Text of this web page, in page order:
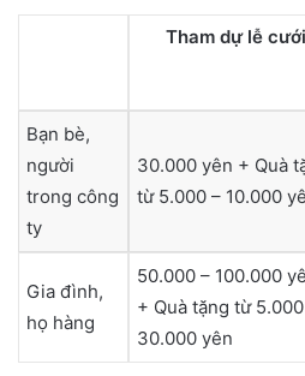
Tham dự lễ cưới
Bạn bè,
người
trong công
ty
30.000 yên + Quà
từ 5.000 – 10.000
Gia đình,
họ hàng
50.000 – 100.000
+ Quà tặng từ
30.000 yên